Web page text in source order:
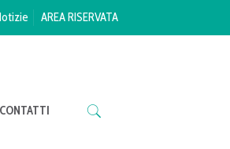
AREA RISERVATA
CONTATTI